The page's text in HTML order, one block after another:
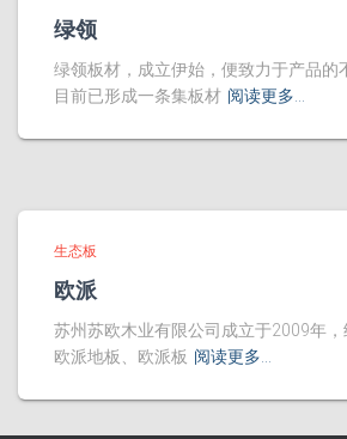
绿领
绿领板材，成立伊始，便致力于产品的
目前已形成一条集板材 阅读更多…
生态板
欧派
苏州苏欧木业有限公司成立于2009年，
欧派地板、欧派板 阅读更多…